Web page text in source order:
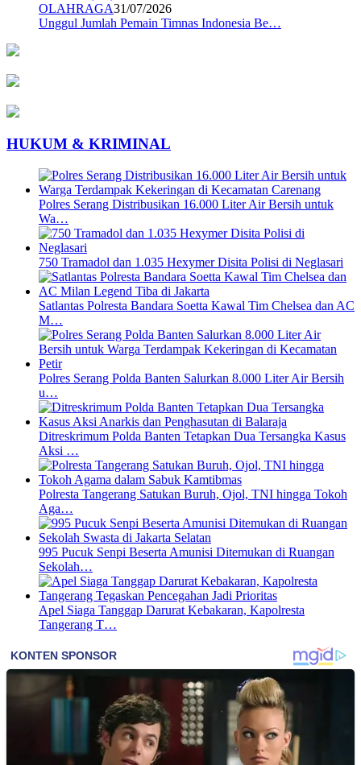
OLAHRAGA31/07/2026
Unggul Jumlah Pemain Timnas Indonesia Be…
HUKUM & KRIMINAL
Polres Serang Distribusikan 16.000 Liter Air Bersih untuk
Wa…
750 Tramadol dan 1.035 Hexymer Disita Polisi di Neglasari
Satlantas Polresta Bandara Soetta Kawal Tim Chelsea dan AC
M…
Polres Serang Polda Banten Salurkan 8.000 Liter Air Bersih
u…
Ditreskrimum Polda Banten Tetapkan Dua Tersangka Kasus
Aksi …
Polresta Tangerang Satukan Buruh, Ojol, TNI hingga Tokoh
Aga…
995 Pucuk Senpi Beserta Amunisi Ditemukan di Ruangan
Sekolah…
Apel Siaga Tanggap Darurat Kebakaran, Kapolresta
Tangerang T…